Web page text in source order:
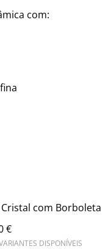
com:
com Borboleta
€
DISPONÍVEIS